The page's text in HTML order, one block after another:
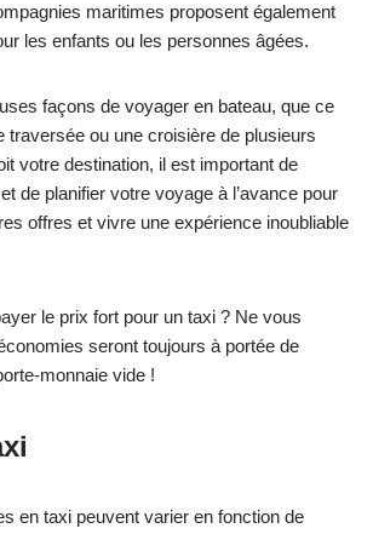
maritimes proposent également
les enfants ou les personnes âgées.
façons de voyager en bateau, que ce
traversée ou une croisière de plusieurs
votre destination, il est important de
de planifier votre voyage à l’avance pour
offres et vivre une expérience inoubliable
le prix fort pour un taxi ? Ne vous
seront toujours à portée de
monnaie vide !
en taxi peuvent varier en fonction de